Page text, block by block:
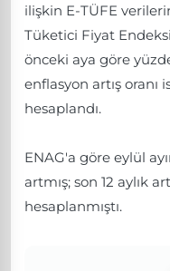
ilişkin E-TÜFE
Tüketici Fiyat
önceki aya göre
enflasyon artış oranı
hesaplandı.
ENAG'a göre eylül
artmış; son 12 aylık
hesaplanmıştı.